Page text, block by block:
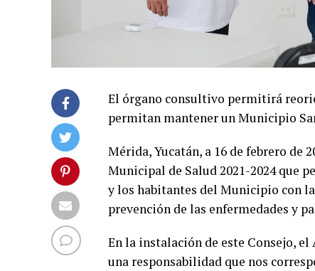
El órgano consultivo permitirá
permitan mantener un Municipio
Mérida, Yucatán, a 16 de febrero de
Municipal de Salud 2021-2024 que
y los habitantes del Municipio con
prevención de las enfermedades y
En la instalación de este Consejo,
una responsabilidad que nos